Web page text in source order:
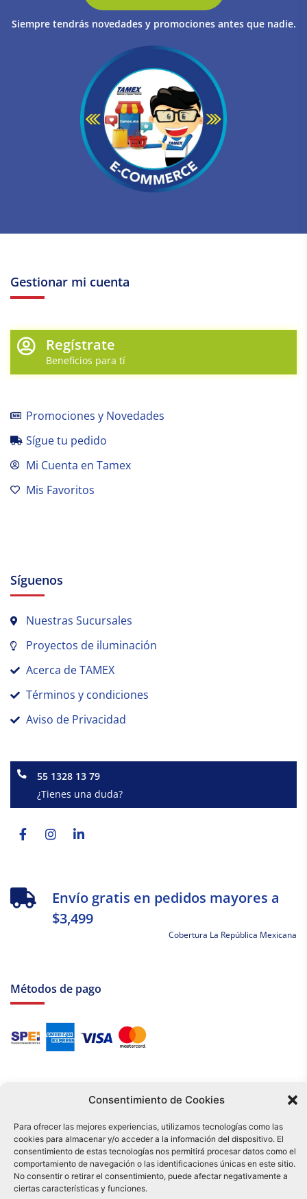
Consentimiento de Cookies
Para ofrecer las mejores experiencias, utilizamos tecnologías como las
cookies para almacenar y/o acceder a la información del dispositivo. El
consentimiento de estas tecnologías nos permitirá procesar datos como el
comportamiento de navegación o las identificaciones únicas en este sitio.
No consentir o retirar el consentimiento, puede afectar negativamente a
ciertas características y funciones.
Siempre tendrás novedades y promociones antes que nadie.
Gestionar mi cuenta
Regístrate
Beneficios para tí
Promociones y Novedades
Sígue tu pedido
Mi Cuenta en Tamex
Mis Favoritos
Síguenos
Nuestras Sucursales
Proyectos de iluminación
Acerca de TAMEX
Términos y condiciones
Aviso de Privacidad
55 1328 13 79
¿Tienes una duda?
f
Envío gratis en pedidos mayores a
$3,499
Cobertura La República Mexicana
Métodos de pago
Tu compra es respaldada por nuestro certificado SSL y operada bajo las
mejores prácticas de seguridad.
Distribuidora Tamex - México
e-commerce